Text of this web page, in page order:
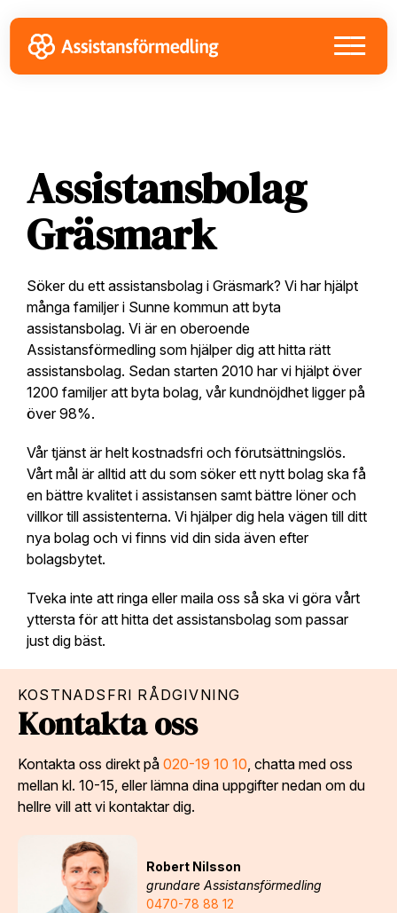
to
primary
navigation
to
main
content
to
footer
Assistansbolag
Gräsmark
Söker du ett assistansbolag i Gräsmark? Vi har hjälpt
många familjer i Sunne kommun att byta
assistansbolag. Vi är en oberoende
Assistansförmedling som hjälper dig att hitta rätt
assistansbolag. Sedan starten 2010 har vi hjälpt över
1200 familjer att byta bolag, vår kundnöjdhet ligger på
över 98%.
Vår tjänst är helt kostnadsfri och förutsättningslös.
Vårt mål är alltid att du som söker ett nytt bolag ska få
en bättre kvalitet i assistansen samt bättre löner och
villkor till assistenterna. Vi hjälper dig hela vägen till ditt
nya bolag och vi finns vid din sida även efter
bolagsbytet.
Tveka inte att ringa eller maila oss så ska vi göra vårt
yttersta för att hitta det assistansbolag som passar
just dig bäst.
KOSTNADSFRI RÅDGIVNING
Kontakta oss
Kontakta oss direkt på 020-19 10 10 , chatta med oss
mellan kl. 10-15, eller lämna dina uppgifter nedan om du
hellre vill att vi kontaktar dig.
Robert Nilsson
grundare Assistansförmedling
0470-78 88 12